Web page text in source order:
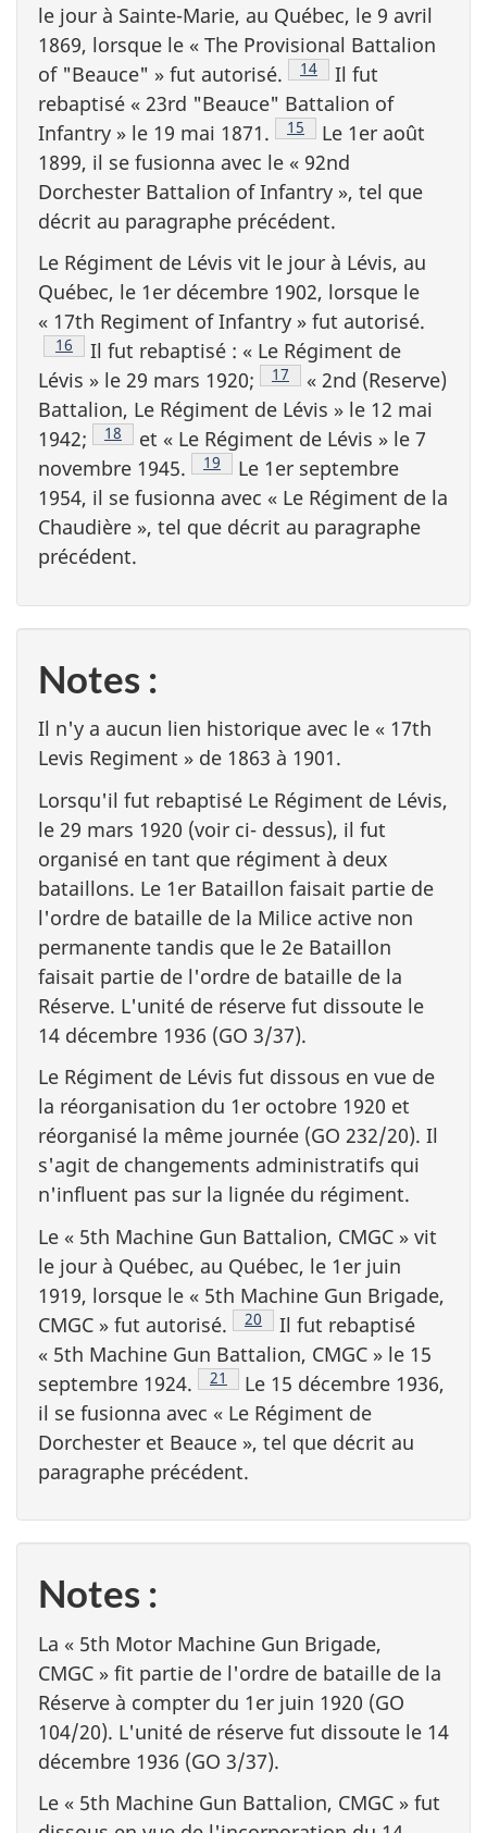
le jour à Sainte-Marie, au Québec, le 9 avril
1869, lorsque le « The Provisional Battalion
of "Beauce" » fut autorisé. Note de bas de page
14
Il fut
rebaptisé « 23rd "Beauce" Battalion of
Infantry » le 19 mai 1871. Note de bas de page
15
Le 1er août
1899, il se fusionna avec le « 92nd
Dorchester Battalion of Infantry », tel que
décrit au paragraphe précédent.
Le Régiment de Lévis vit le jour à Lévis, au
Québec, le 1er décembre 1902, lorsque le
« 17th Regiment of Infantry » fut autorisé.
Note de bas de page
16
Il fut rebaptisé : « Le Régiment de
Lévis » le 29 mars 1920;
Note de bas de page
17 « 2nd (Reserve)
Battalion, Le Régiment de Lévis » le 12 mai
1942;
Note de bas de page
18
et « Le Régiment de Lévis » le 7
novembre 1945.
Note de bas de page
19
Le 1er septembre
1954, il se fusionna avec « Le Régiment de la
Chaudière », tel que décrit au paragraphe
précédent.
Notes :
Il n'y a aucun lien historique avec le « 17th
Levis Regiment » de 1863 à 1901.
Lorsqu'il fut rebaptisé Le Régiment de Lévis,
le 29 mars 1920 (voir ci- dessus), il fut
organisé en tant que régiment à deux
bataillons. Le 1er Bataillon faisait partie de
l'ordre de bataille de la Milice active non
permanente tandis que le 2e Bataillon
faisait partie de l'ordre de bataille de la
Réserve. L'unité de réserve fut dissoute le
14 décembre 1936 (GO 3/37).
Le Régiment de Lévis fut dissous en vue de
la réorganisation du 1er octobre 1920 et
réorganisé la même journée (GO 232/20). Il
s'agit de changements administratifs qui
n'influent pas sur la lignée du régiment.
Le « 5th Machine Gun Battalion, CMGC » vit
le jour à Québec, au Québec, le 1er juin
1919, lorsque le « 5th Machine Gun Brigade,
CMGC » fut autorisé. Note de bas de page
20
Il fut rebaptisé
« 5th Machine Gun Battalion, CMGC » le 15
septembre 1924.
Note de bas de page
21
Le 15 décembre 1936,
il se fusionna avec « Le Régiment de
Dorchester et Beauce », tel que décrit au
paragraphe précédent.
Notes :
La « 5th Motor Machine Gun Brigade,
CMGC » fit partie de l'ordre de bataille de la
Réserve à compter du 1er juin 1920 (GO
104/20). L'unité de réserve fut dissoute le 14
décembre 1936 (GO 3/37).
Le « 5th Machine Gun Battalion, CMGC » fut